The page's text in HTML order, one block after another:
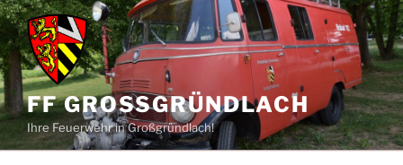
Zum
Inhalt
springen
FF GROSSGRÜNDLACH
Ihre Feuerwehr in Großgründlach!